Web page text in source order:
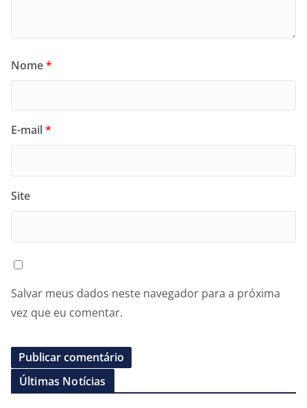
Nome*
E-mail*
Site
Salvar meus dados neste navegador para a próxima
vez que eu comentar.
Últimas Notícias